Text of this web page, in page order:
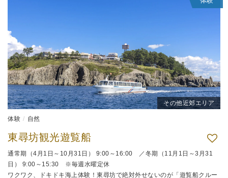
その他近郊エリア
体験 自然
東尋坊観光遊覧船
通常期（4月1日～10月31日） 9:00～16:00 ／冬期（11月1日～3月31
日） 9:00～15:30 ※毎週水曜定休
ワクワク、ドキドキ海上体験！東尋坊で絶対外せないのが「遊覧船クルー